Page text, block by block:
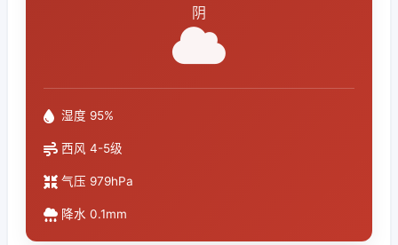
阴
湿度 95%
西风 4-5级
气压 979hPa
降水 0.1mm